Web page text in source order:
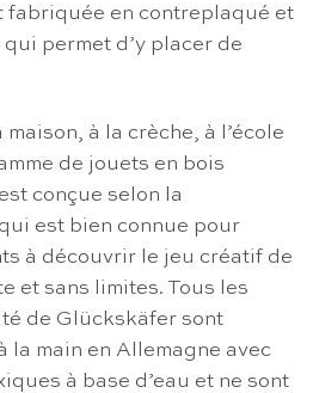
fabriquée en contreplaqué et
qui permet d’y placer de
à la crèche, à l’école
de jouets en bois
conçue selon la
est bien connue pour
à découvrir le jeu créatif de
et sans limites. Tous les
de Glückskäfer sont
la main en Allemagne avec
à base d’eau et ne sont